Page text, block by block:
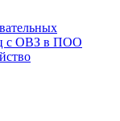
с ОВЗ в ПОО